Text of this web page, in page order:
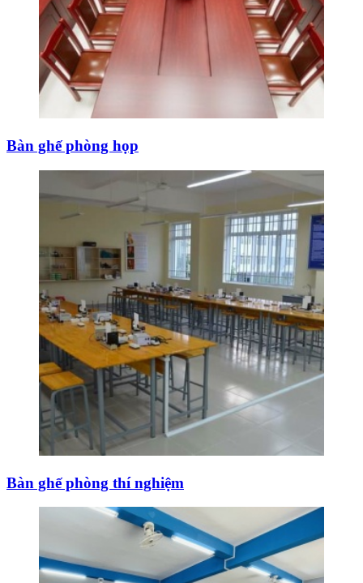
Bàn ghế phòng họp
Bàn ghế phòng thí nghiệm